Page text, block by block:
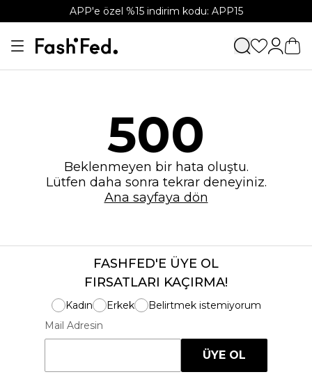
APP'e özel %15 indirim kodu: APP15
500
Beklenmeyen bir hata oluştu.
Lütfen daha sonra tekrar deneyiniz.
Ana sayfaya dön
FASHFED'E ÜYE OL
FIRSATLARI KAÇIRMA!
Kadın Erkek
Belirtmek istemiyorum
Mail Adresin
ÜYE OL